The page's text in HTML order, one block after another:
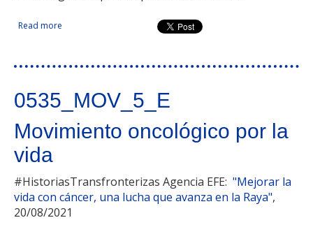
Read more about Gabinete de iniciativas transfronterizas eurorregión
Alentejo-Centro-Extremadura
0535_MOV_5_E
Movimiento oncológico por la
vida
#HistoriasTransfronterizas Agencia EFE: "Mejorar la
vida con cáncer, una lucha que avanza en la Raya",
20/08/2021